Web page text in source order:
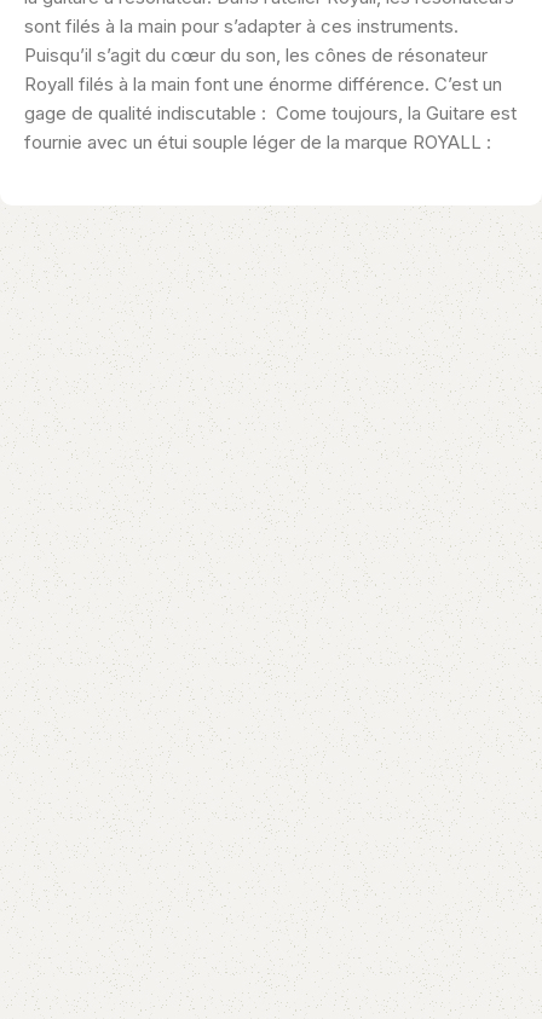
sont filés à la main pour s’adapter à ces instruments.
Puisqu’il s’agit du cœur du son, les cônes de résonateur
Royall filés à la main font une énorme différence. C’est un
gage de qualité indiscutable : Come toujours, la Guitare est
fournie avec un étui souple léger de la marque ROYALL :